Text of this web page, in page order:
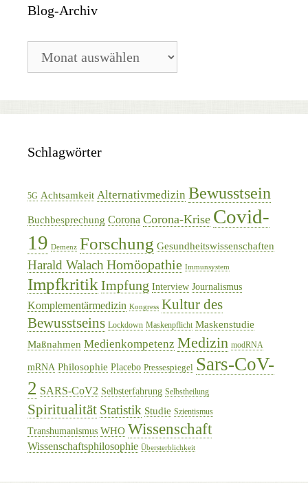
Blog-Archiv
Archiv
Schlagwörter
5G Achtsamkeit Alternativmedizin Bewusstsein
Buchbesprechung Corona Corona-Krise Covid-
19 Demenz Forschung Gesundheitswissenschaften
Harald Walach Homöopathie Immunsystem
Impfkritik Impfung Interview Journalismus
Komplementärmedizin Kongress Kultur des
Bewusstseins Lockdown Maskenpflicht Maskenstudie
Maßnahmen Medienkompetenz Medizin modRNA
mRNA Philosophie Placebo Pressespiegel Sars-CoV-
2 SARS-CoV2 Selbsterfahrung Selbstheilung
Spiritualität Statistik Studie Szientismus
Transhumanismus WHO Wissenschaft
Wissenschaftsphilosophie Übersterblichkeit